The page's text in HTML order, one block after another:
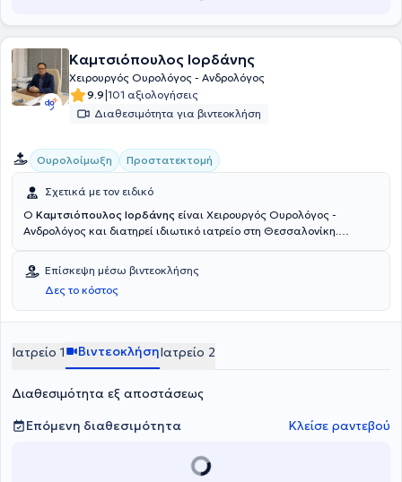
Καμτσιόπουλος Ιορδάνης
Χειρουργός Ουρολόγος - Ανδρολόγος
9.9|101 αξιολογήσεις
Διαθεσιμότητα για βιντεοκλήση
Ουρολοίμωξη Προστατεκτομή
Σχετικά με τον ειδικό
Ο Καμτσιόπουλος Ιορδάνης είναι Χειρουργός Ουρολόγος -
Ανδρολόγος και διατηρεί ιδιωτικό ιατρείο στη Θεσσαλονίκη.
Ουρολογία στην Ουρολογική Κλινική του Γενικού Νοσοκομείου
Θεσσαλονίκης "Άγιος Δημήτριος". Εκπαιδεύτηκε στο Γυναικολογικό
τμήμα του ίδιου Νοσοκομείου και στην Παιδοχειρουργική κλινική του
Γενικού Νοσοκομείου Θεσσαλονίκης "Ιπποκράτειο". Επιπλέον,
αδένα, ουροδόχου κύστης και στυτική δυσλειτουργία,
υπογονιμότητα, ογκολογία, λιθίαση ουροποιητικού και ακράτεια
βουβωνοκήλης, υδροκήλης, κιρσοκήλης. Σήμερα εργάζεται στην
(euromedica) και είναι συνεργάτης του Υγεία κατ' οίκον. Τέλος, στα
σεμιναρίων και συνεδρίων και είναι μέλος του Ιατρικού Συλλόγου
Θεσσαλονίκης, της Ευρωπαϊκής Ουρολογικής Εταιρείας, της
Επίσκεψη μέσω βιντεοκλήσης
Δες το κόστος
Ιατρείο 1 ΒιντεοκλήσηΙατρείο 2
Διαθεσιμότητα εξ αποστάσεως
Επόμενη διαθεσιμότητα
Κλείσε ραντεβού